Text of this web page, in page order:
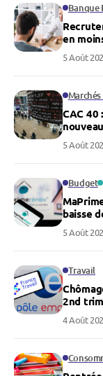
Banque
en
5 Août
CAC 40
5 Août
Budget
baisse
5 Août
Travail
2nd
4 Août